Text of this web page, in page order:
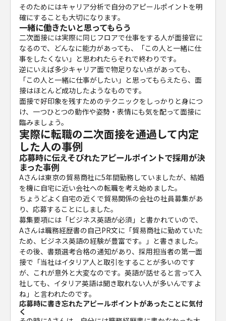
そのためにはキャリア分析で自分のアピールポイントを明
確にすることも大切になります。
一緒に働きたいと思ってもらう
二次面接には実際に同じフロアで仕事をする人が面接官に
なるので、どんなに能力があっても、「この人と一緒に仕
事をしたくない」と思われたらそれで終わりです。
逆にいえば多少キャリア面で物足りない点があっても、
「この人と一緒に仕事がしたい」と思ってもらえたら、面
接はほとんど成功したようなものです。
面接で好印象を残すためのテクニックをしっかりと身につ
け、一つひとつの動作や姿勢・表情にも気を配って面接に
臨みましょう。
実際に転職の二次面接を通過して内定
した人の事例
応募時に伝えそびれたアピールポイントで採用が決
まった事例
Aさんは東京の貿易商社に5年間勤務していましたが、結婚
を機に自宅に近い会社への転職を考え始めました。
ちょうどよく自宅の近くで貿易関係の会社の社員募集があ
り、応募することにしました。
募集要項には「ビジネス英語が必須」と書かれていので、
Aさんは職務経歴書の自己PR文に「貿易商社に勤めていた
ため、ビジネス英語の経験が豊富です。」と書きました。
その後、書類選考合格の通知があり、採用担当者の第一面
接で「当社はイタリア人と取引をすることが多いのです
が、これが意外と大変なのです。英語が話せると言って入
社しても、イタリア英語は聞き取れない人が多いんですよ
ね」と言われたのです。
応募時に書き忘れたアピールポイントがあったことに気付
く